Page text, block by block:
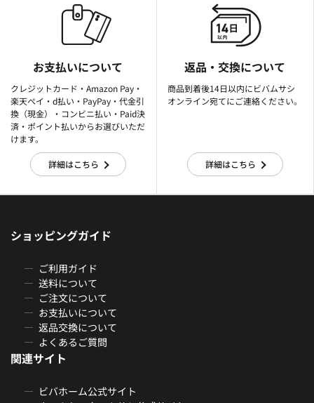
お支払いについて
クレジットカード・Amazon Pay・
楽天ぺイ・d払い・PayPay・代金引
換（現金）・コンビニ払い・Paid決
済・ポイント払いからお選びいただ
けます。
詳細はこちら
返品・交換について
商品到着後14日以内にビバムサシ
オンライン宛てにご連絡ください。
詳細はこちら
ショッピングガイド
ご利用ガイド
送料について
ご注文について
お支払いについて
返品交換について
よくあるご質問
関連サイト
ビバホーム公式サイト